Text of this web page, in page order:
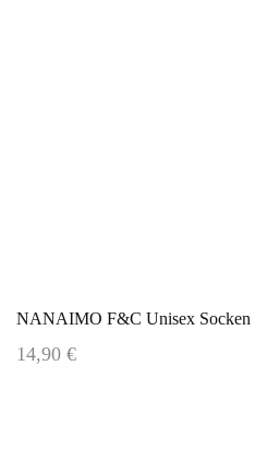
NANAIMO F&C Unisex Socken
14,90 €